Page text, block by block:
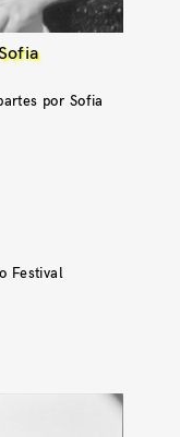
por Sofia
Festival